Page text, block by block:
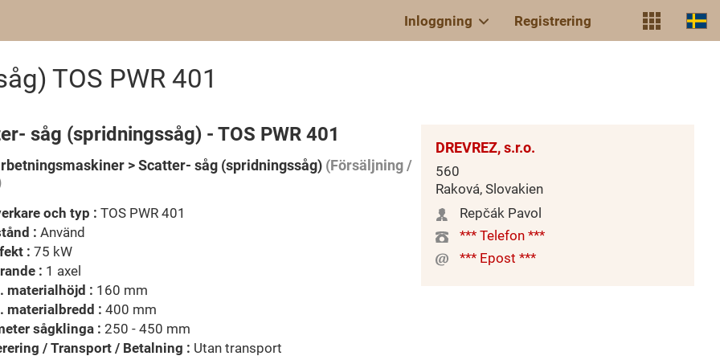
Inloggning Registrering
TOS PWR 401
såg (spridningssåg) - TOS PWR 401
> Scatter- såg (spridningssåg) (Försäljning /
och typ : TOS PWR 401
: Använd
: 75 kW
: 1 axel
materialhöjd : 160 mm
materialbredd : 400 mm
sågklinga : 250 - 450 mm
/ Transport / Betalning : Utan transport
DREVREZ, s.r.o.
560
Raková, Slovakien
Repčák Pavol
*** Telefon ***
*** Epost ***